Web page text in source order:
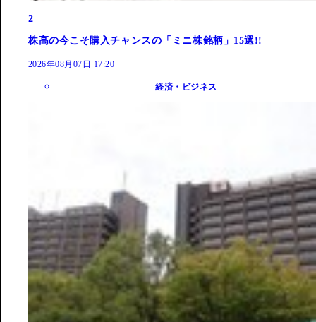
2
株高の今こそ購入チャンスの「ミニ株銘柄」15選!!
2026年08月07日 17:20
経済・ビジネス